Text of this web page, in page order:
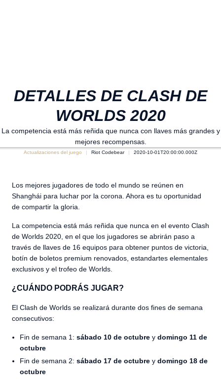
DETALLES DE CLASH DE
WORLDS 2020
La competencia está más reñida que nunca con llaves más grandes y
mejores recompensas.
Actualizaciones del juego Riot Codebear 2020-10-01T20:00:00.000Z
Los mejores jugadores de todo el mundo se reúnen en
Shanghái para luchar por la corona. Ahora es tu oportunidad
de compartir la gloria.
La competencia está más reñida que nunca en el evento Clash
de Worlds 2020, en el que los jugadores se abrirán paso a
través de llaves de 16 equipos para obtener puntos de victoria,
botín de boletos premium renovados, estandartes elementales
exclusivos y el trofeo de Worlds.
¿CUÁNDO PODRÁS JUGAR?
El Clash de Worlds se realizará durante dos fines de semana
consecutivos:
Fin de semana 1: sábado 10 de octubre y domingo 11 de
octubre
Fin de semana 2: sábado 17 de octubre y domingo 18 de
octubre